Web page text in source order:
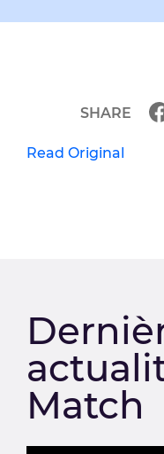
Read Original
SHARE
Match